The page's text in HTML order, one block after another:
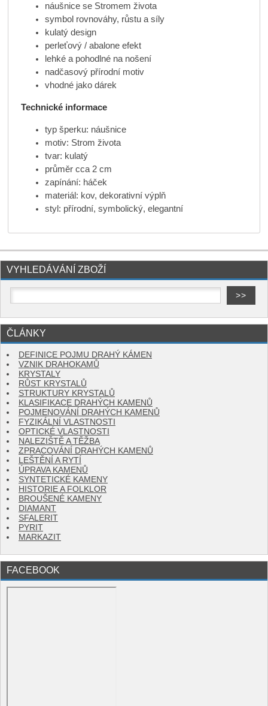
náušnice se Stromem života
symbol rovnováhy, růstu a síly
kulatý design
perleťový / abalone efekt
lehké a pohodlné na nošení
nadčasový přírodní motiv
vhodné jako dárek
Technické informace
typ šperku: náušnice
motiv: Strom života
tvar: kulatý
průměr cca 2 cm
zapínání: háček
materiál: kov, dekorativní výplň
styl: přírodní, symbolický, elegantní
VYHLEDÁVÁNÍ ZBOŽÍ
ČLÁNKY
DEFINICE POJMU DRAHÝ KÁMEN
VZNIK DRAHOKAMŮ
KRYSTALY
RŮST KRYSTALŮ
STRUKTURY KRYSTALŮ
KLASIFIKACE DRAHÝCH KAMENŮ
POJMENOVÁNÍ DRAHÝCH KAMENŮ
FYZIKÁLNÍ VLASTNOSTI
OPTICKÉ VLASTNOSTI
NALEZIŠTĚ A TĚŽBA
ZPRACOVÁNÍ DRAHÝCH KAMENŮ
LEŠTĚNÍ A RYTÍ
ÚPRAVA KAMENŮ
SYNTETICKÉ KAMENY
HISTORIE A FOLKLOR
BROUŠENÉ KAMENY
DIAMANT
SFALERIT
PYRIT
MARKAZIT
FACEBOOK